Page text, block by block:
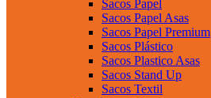
Sacos Papel
Sacos Papel Asas
Sacos Papel Premium
Sacos Plástico
Sacos Plastico Asas
Sacos Stand Up
Sacos Textil